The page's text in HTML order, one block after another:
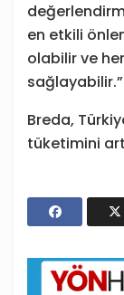
en etkili
olabilir ve
sağlayabilir.”
Breda,
tüketimini